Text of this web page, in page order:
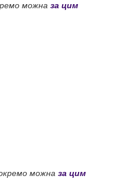
можна за цим
можна за цим